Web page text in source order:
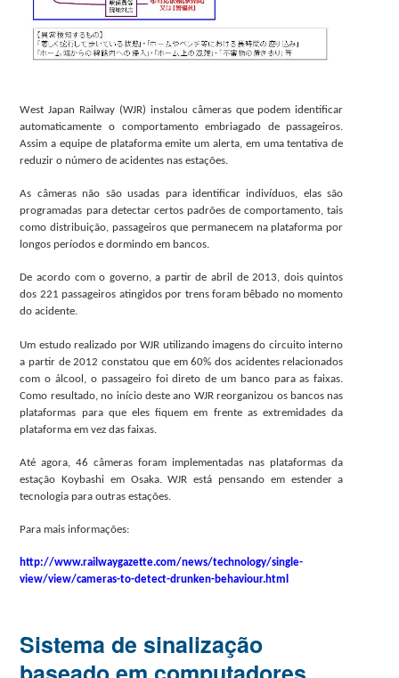
West Japan Railway (WJR) instalou câmeras que podem identificar
automaticamente o comportamento embriagado de passageiros.
Assim a equipe de plataforma emite um alerta, em uma tentativa de
reduzir o número de acidentes nas estações.
As câmeras não são usadas ​​para identificar indivíduos, elas são
programadas para detectar certos padrões de comportamento, tais
como distribuição, passageiros que permanecem na plataforma por
longos períodos e dormindo em bancos.
De acordo com o governo, a partir de abril de 2013, dois quintos
dos 221 passageiros atingidos por trens foram bêbado no momento
do acidente.
Um estudo realizado por WJR utilizando imagens do circuito interno
a partir de 2012 constatou que em 60% dos acidentes relacionados
com o álcool, o passageiro foi direto de um banco para as faixas.
Como resultado, no início deste ano WJR reorganizou os bancos nas
plataformas para que eles fiquem em frente as extremidades da
plataforma em vez das faixas.
Até agora, 46 câmeras foram implementadas nas plataformas da
estação Koybashi em Osaka. WJR está pensando em estender a
tecnologia para outras estações.
Para mais informações:
http://www.railwaygazette.com/news/technology/single-
view/view/cameras-to-detect-drunken-behaviour.html
Sistema de sinalização